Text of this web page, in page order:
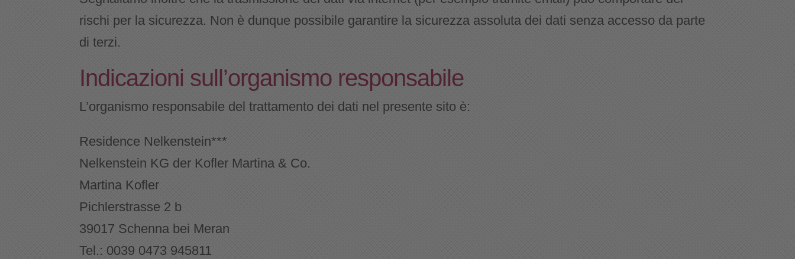
rischi per la sicurezza. Non è dunque possibile garantire la sicurezza assoluta dei dati senza accesso da parte
di terzi.
Indicazioni sull’organismo responsabile
L’organismo responsabile del trattamento dei dati nel presente sito è:
Residence Nelkenstein***
Nelkenstein KG der Kofler Martina & Co.
Martina Kofler
Pichlerstrasse 2 b
39017 Schenna bei Meran
Tel.: 0039 0473 945811